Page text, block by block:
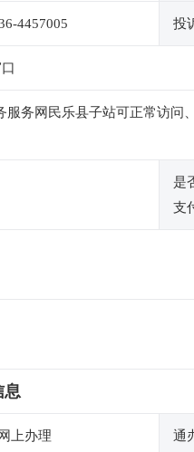
4457005 投
务网民乐县子站可正常访
是
支
息
上办理 通